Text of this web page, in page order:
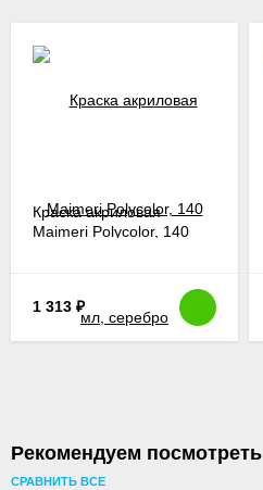
Краска акриловая
Maimeri Polycolor, 140
1 313 ₽
Рекомендуем посмотреть
СРАВНИТЬ ВСЕ